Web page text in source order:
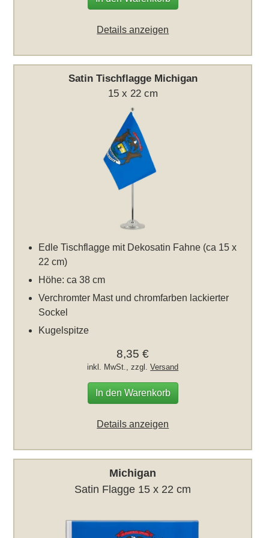
Details anzeigen
Satin Tischflagge Michigan
15 x 22 cm
Edle Tischflagge mit Dekosatin Fahne (ca 15 x
22 cm)
Höhe: ca 38 cm
Verchromter Mast und chromfarben lackierter
Sockel
Kugelspitze
8,35 €
inkl. MwSt., zzgl.Versand
In den Warenkorb
Details anzeigen
Michigan
Satin Flagge 15 x 22 cm